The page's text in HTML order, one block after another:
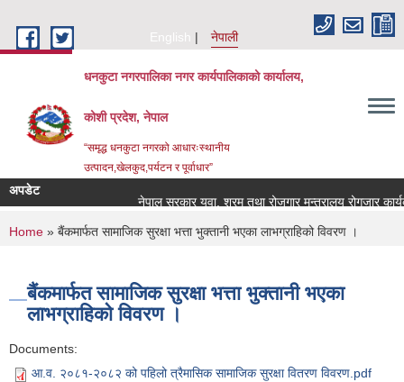
English
नेपाली
धनकुटा नगरपालिका नगर कार्यपालिकाको कार्यालय,
कोशी प्रदेश, नेपाल
“समृद्ध धनकुटा नगरको आधारःस्थानीय
उत्पादन,खेलकुद,पर्यटन र पूर्वाधार”
अपडेट
नेपाल सरकार युवा, श्रम तथा रोजगार मन्त्रालय रोगजार
You are here
Home » बैंकमार्फत सामाजिक सुरक्षा भत्ता भुक्तानी भएका लाभग्राहिको विवरण ।
बैंकमार्फत सामाजिक सुरक्षा भत्ता भुक्तानी भएका
लाभग्राहिको विवरण ।
Documents:
आ.व. २०८१-२०८२ को पहिलो त्रैमासिक सामाजिक सुरक्षा वितरण विवरण.pdf